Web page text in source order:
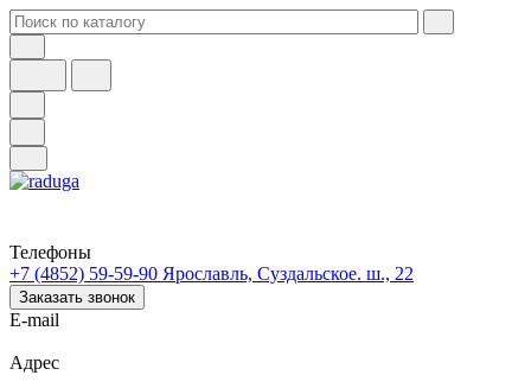
Телефоны
+7 (4852) 59-59-90 Ярославль, Суздальское. ш., 22
Заказать звонок
E-mail
Адрес